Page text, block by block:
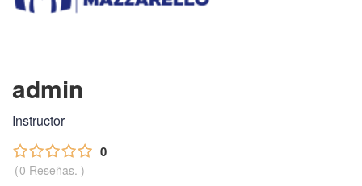
admin
Instructor
0
0 Reseñas.